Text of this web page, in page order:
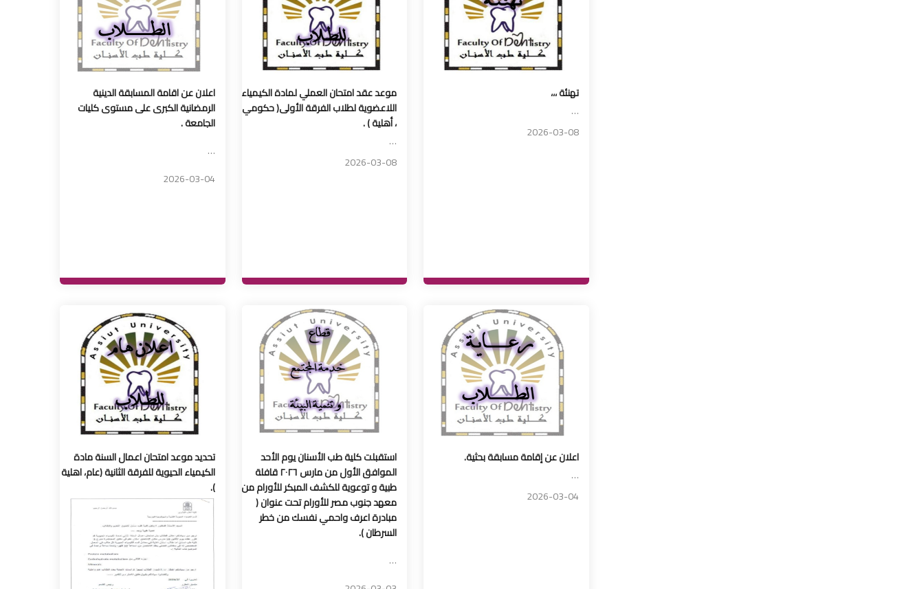
تهنئة ،،،
…
2026-03-08
موعد عقد امتحان العملي لمادة الكيمياء
اللاعضوية لطلاب الفرقة الأولى( حكومي
، أهلية ) .
…
2026-03-08
اعلان عن اقامة المسابقة الدينية
الرمضانية الكبرى على مستوى كليات
الجامعة .
…
2026-03-04
اعلان عن إقامة مسابقة بحثية.
…
2026-03-04
استقبلت كلية طب الأسنان يوم الأحد
الموافق الأول من مارس ٢٠٢٦ قافلة
طبية و توعوية للكشف المبكر للأورام من
معهد جنوب مصر للأورام تحت عنوان (
مبادرة اعرف واحمي نفسك من خطر
السرطان ).
…
تحديد موعد امتحان اعمال السنة مادة
الكيمياء الحيوية للفرقة الثانية (عام، اهلية
).